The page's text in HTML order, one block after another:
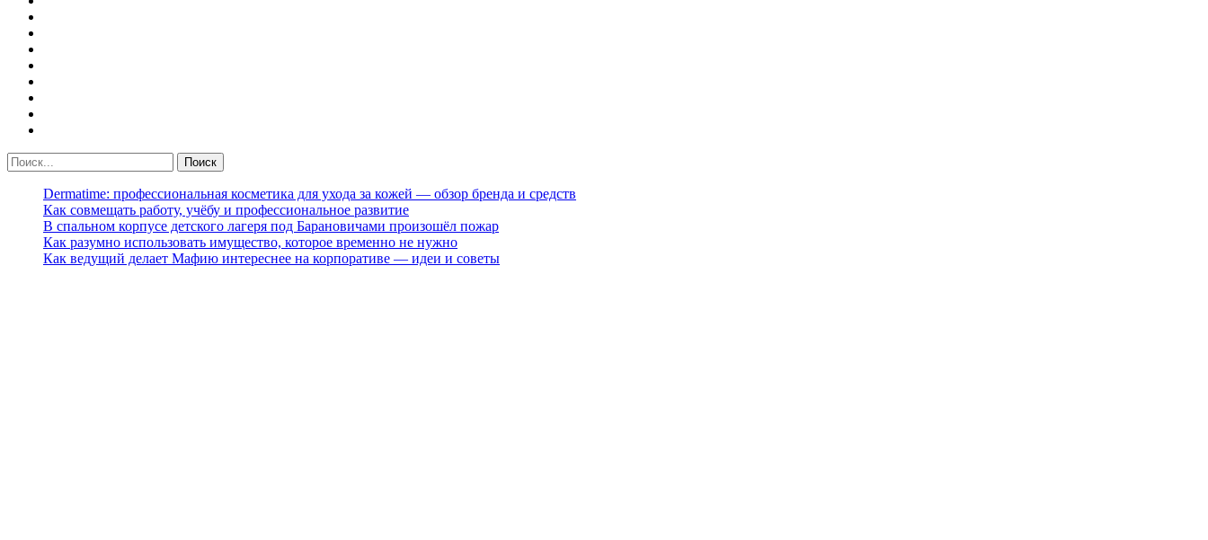
Dermatime: профессиональная косметика для ухода за кожей — обзор бренда и средств
Как совмещать работу, учёбу и профессиональное развитие
В спальном корпусе детского лагеря под Барановичами произошёл пожар
Как разумно использовать имущество, которое временно не нужно
Как ведущий делает Мафию интереснее на корпоративе — идеи и советы